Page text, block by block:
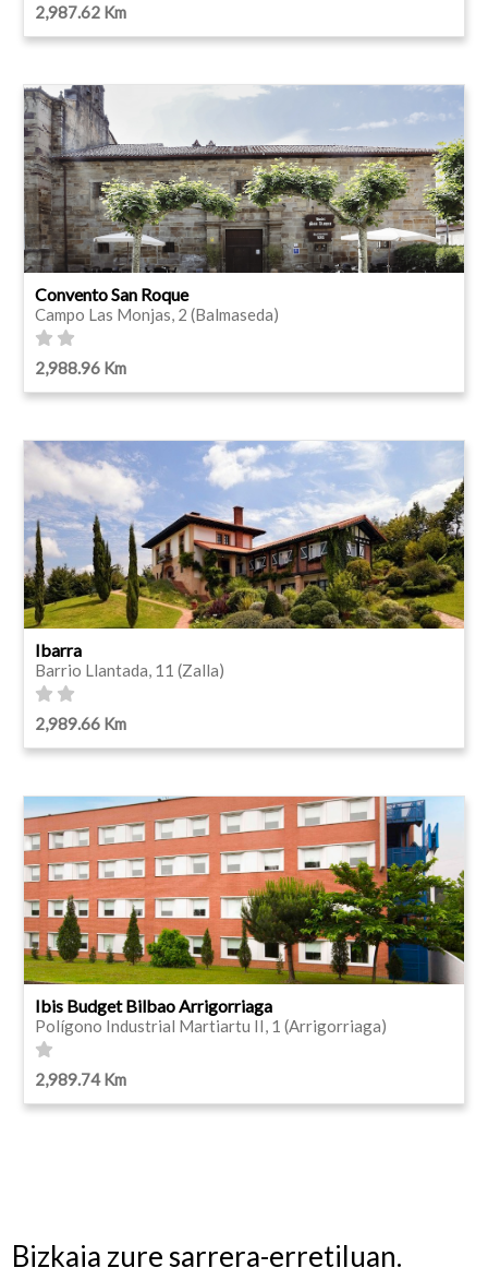
2,987.62 Km
Convento San Roque
Campo Las Monjas, 2 (Balmaseda)
2,988.96 Km
Ibarra
Barrio Llantada, 11 (Zalla)
2,989.66 Km
Ibis Budget Bilbao Arrigorriaga
Polígono Industrial Martiartu II, 1 (Arrigorriaga)
2,989.74 Km
Bizkaia zure sarrera-erretiluan.